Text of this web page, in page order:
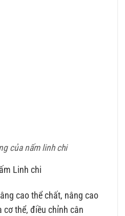
của nấm linh chi
Linh chi
cao thể chất, nâng cao
cơ thể, điều chỉnh cân